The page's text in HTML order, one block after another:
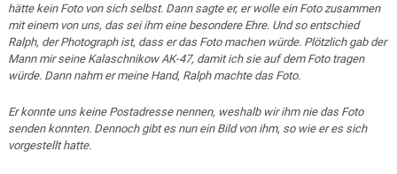
hätte kein Foto von sich selbst. Dann sagte er, er wolle ein Foto zusammen
mit einem von uns, das sei ihm eine besondere Ehre. Und so entschied
Ralph, der Photograph ist, dass er das Foto machen würde. Plötzlich gab der
Mann mir seine Kalaschnikow AK-47, damit ich sie auf dem Foto tragen
würde. Dann nahm er meine Hand, Ralph machte das Foto.
Er konnte uns keine Postadresse nennen, weshalb wir ihm nie das Foto
senden konnten. Dennoch gibt es nun ein Bild von ihm, so wie er es sich
vorgestellt hatte.